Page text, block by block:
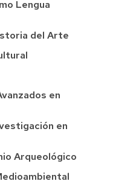
Lengua
del Arte
en
en
Arqueológico